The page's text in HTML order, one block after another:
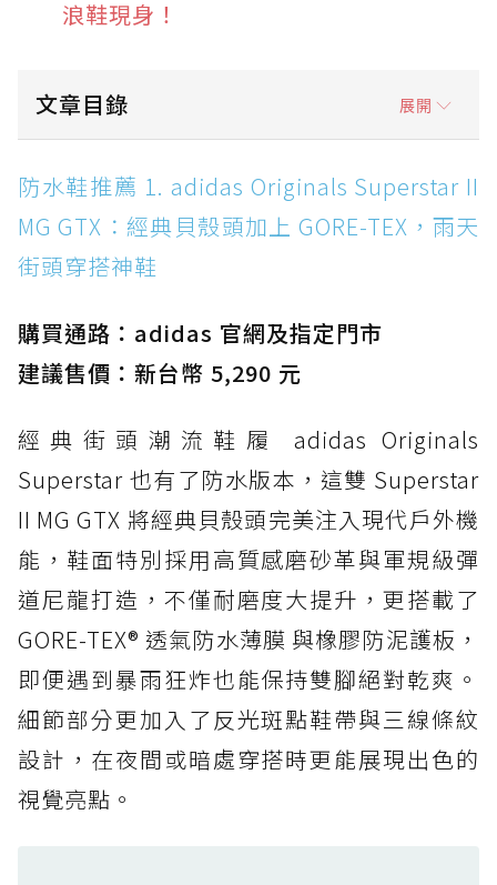
浪鞋現身！
文章目錄 展開
防水鞋推薦 1. adidas Originals Superstar II
MG GTX：經典貝殼頭加上 GORE-TEX，雨天街
頭穿搭神鞋
防水鞋推薦 2. New Balance Hierro v9 GORE-
防水鞋推薦 3. Nike Dunk Low GORE-TEX：
經典 Dunk 輪廓加上防水科技，雨天穿搭帥度不
打折
防水鞋推薦 4. ASICS TRABUCO 14 GTX：搭
載 GORE-TEX 隱形貼合科技，全方位防水神鞋
防水鞋推薦 5. Salomon XT-6 GORE-TEX：潮
人必備山系鞋王！防滑、防水與街頭顏值一次攻
頂
防水鞋推薦 6. HOKA Stinson Evo GTX：越野
復刻厚底，GORE-TEX 防水與增高神器一次滿
防水鞋推薦 7. Timberland Motion Access：
黃靴同級頂級防水，輕量化工裝健走鞋雨天必備
防水鞋推薦 7. Timberland Motion Access：
黃靴同級頂級防水，輕量化工裝健走鞋雨天必備
防水鞋推薦 1. adidas Originals Superstar II
MG GTX：經典貝殼頭加上 GORE-TEX，雨天
街頭穿搭神鞋
購買通路：adidas 官網及指定門市
建議售價：新台幣 5,290 元
經典街頭潮流鞋履 adidas Originals
Superstar 也有了防水版本，這雙 Superstar
II MG GTX 將經典貝殼頭完美注入現代戶外機
能，鞋面特別採用高質感磨砂革與軍規級彈
道尼龍打造，不僅耐磨度大提升，更搭載了
GORE-TEX® 透氣防水薄膜 與橡膠防泥護板，
即便遇到暴雨狂炸也能保持雙腳絕對乾爽。
細節部分更加入了反光斑點鞋帶與三線條紋
設計，在夜間或暗處穿搭時更能展現出色的
視覺亮點。